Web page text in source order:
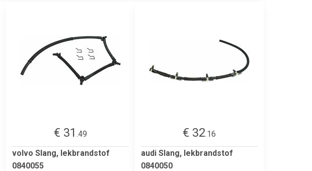
€ 31 .49
volvo Slang, lekbrandstof
0840055
€ 32.16
audi Slang, lekbrandstof
0840050